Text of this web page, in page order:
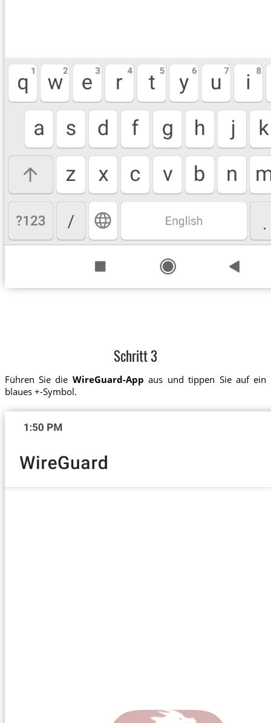
Schritt 3
Führen Sie die WireGuard-App aus und tippen Sie auf ein
blaues +-Symbol.